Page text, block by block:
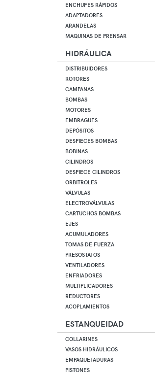
ENCHUFES RÁPIDOS
ADAPTADORES
ARANDELAS
MAQUINAS DE PRENSAR
HIDRÁULICA
DISTRIBUIDORES
ROTORES
CAMPANAS
BOMBAS
MOTORES
EMBRAGUES
DEPÓSITOS
DESPIECES BOMBAS
BOBINAS
CILINDROS
DESPIECE CILINDROS
ORBITROLES
VÁLVULAS
ELECTROVÁLVULAS
CARTUCHOS BOMBAS
EJES
ACUMULADORES
TOMAS DE FUERZA
PRESOSTATOS
VENTILADORES
ENFRIADORES
MULTIPLICADORES
REDUCTORES
ACOPLAMIENTOS
ESTANQUEIDAD
COLLARINES
VASOS HIDRÁULICOS
EMPAQUETADURAS
PISTONES